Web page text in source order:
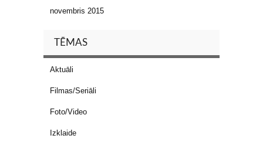
novembris 2015
TĒMAS
Aktuāli
Filmas/Seriāli
Foto/Video
Izklaide